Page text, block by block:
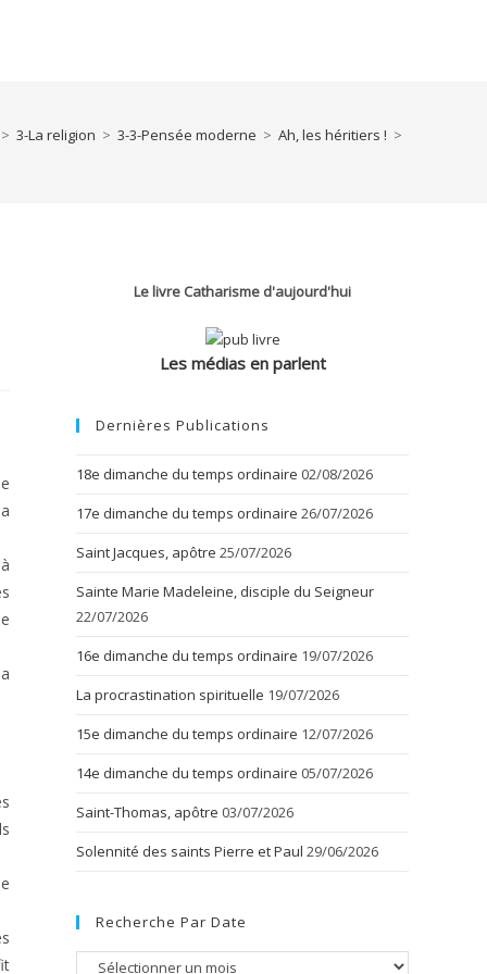
> 3-La religion > 3-3-Pensée moderne > Ah, les héritiers ! >
Le livre Catharisme d'aujourd'hui
Les médias en parlent
Dernières Publications
18e dimanche du temps ordinaire 02/08/2026
17e dimanche du temps ordinaire 26/07/2026
Saint Jacques, apôtre 25/07/2026
Sainte Marie Madeleine, disciple du Seigneur
22/07/2026
16e dimanche du temps ordinaire 19/07/2026
La procrastination spirituelle 19/07/2026
15e dimanche du temps ordinaire 12/07/2026
14e dimanche du temps ordinaire 05/07/2026
Saint-Thomas, apôtre 03/07/2026
Solennité des saints Pierre et Paul 29/06/2026
Recherche Par Date
Recherche